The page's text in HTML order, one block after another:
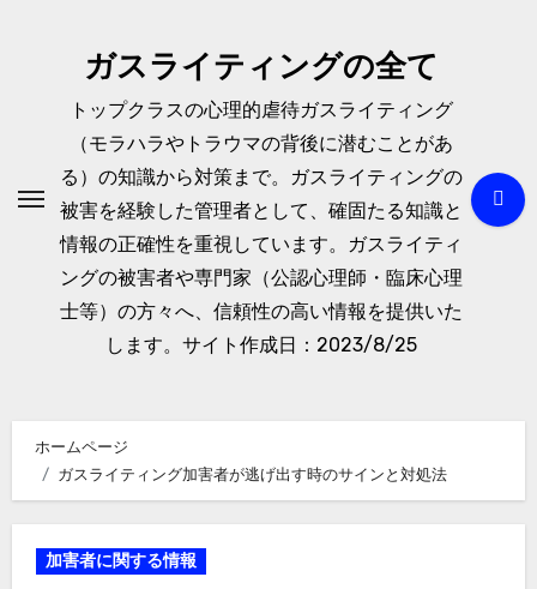
ガスライティングの全て
トップクラスの心理的虐待ガスライティング
（モラハラやトラウマの背後に潜むことがあ
る）の知識から対策まで。ガスライティングの
被害を経験した管理者として、確固たる知識と
情報の正確性を重視しています。ガスライティ
ングの被害者や専門家（公認心理師・臨床心理
士等）の方々へ、信頼性の高い情報を提供いた
します。サイト作成日：2023/8/25
ホームページ
ガスライティング加害者が逃げ出す時のサインと対処法
加害者に関する情報